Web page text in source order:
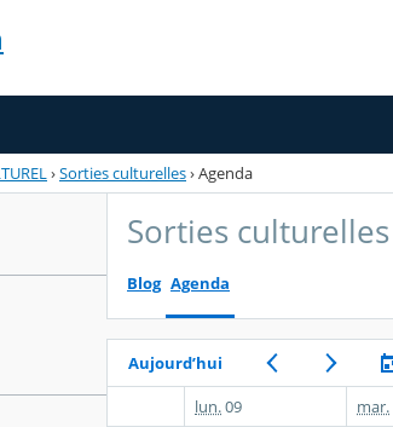
›Sorties culturelles›Agenda
Sorties culturelles
Blog Agenda
Aujourd’hui
lun.09 mar.